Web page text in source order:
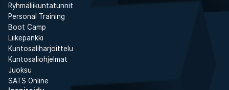
Ryhmäliikuntatunnit
Personal Training
Boot Camp
Liikepankki
Kuntosaliharjoittelu
Kuntosaliohjelmat
Juoksu
SATS Online